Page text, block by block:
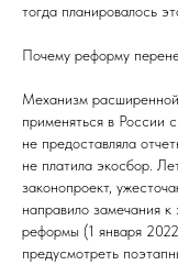
тогда планировалось
Почему реформу
Механизм расширенной
применяться в России
не предоставляла
не платила экосбор.
законопроект,
направило замечания к
реформы (1 января
предусмотреть